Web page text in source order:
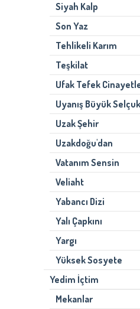
Siyah Kalp
Son Yaz
Tehlikeli Karım
Teşkilat
Ufak Tefek
Uyanış Büyük
Uzak Şehir
Uzakdoğu'dan
Vatanım Sensin
Veliaht
Yabancı Dizi
Yalı Çapkını
Yargı
Yüksek Sosyete
Yedim İçtim
Mekanlar